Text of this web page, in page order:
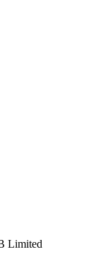
Limited